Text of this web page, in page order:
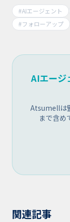
#AIエージェント
#フォローアップ
AIエージ
Atsumellは
まで含め
関連記事